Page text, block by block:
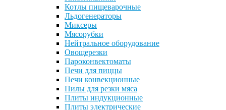
Котлы пищеварочные
Льдогенераторы
Миксеры
Мясорубки
Нейтральное оборудование
Овощерезки
Пароконвектоматы
Печи для пиццы
Печи конвекционные
Пилы для резки мяса
Плиты индукционные
Плиты электрические